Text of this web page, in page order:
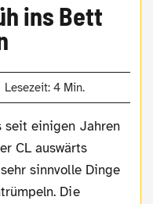
ins Bett
Lesezeit: 4 Min.
einigen Jahren
CL auswärts
sinnvolle Dinge
Die